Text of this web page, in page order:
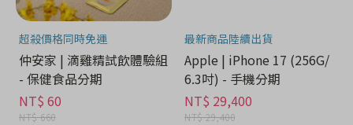
超殺價格同時免運
仲安家 | 滴雞精試飲體驗組
- 保健食品分期
NT$ 60
NT$ 660
最新商品陸續出貨
Apple | iPhone 17 (256G/
6.3吋) - 手機分期
NT$ 29,400
NT$ 29,400